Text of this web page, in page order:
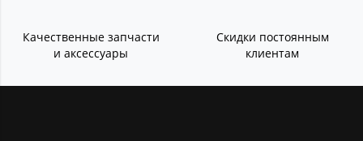
Качественные запчасти
и аксессуары
Скидки постоянным
клиентам